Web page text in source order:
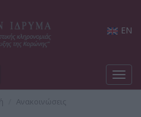
EN
Ανακοινώσεις